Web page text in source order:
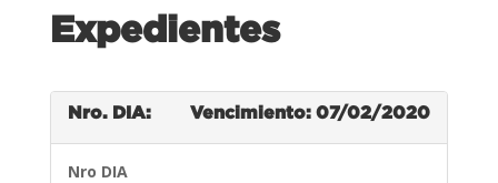
Expedientes
Nro. DIA: Vencimiento: 07/02/2020
Nro DIA